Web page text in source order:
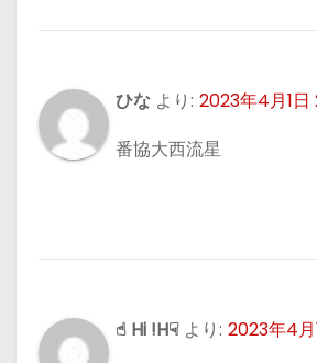
ひな より: 2023年4月1日
番協大西流星
☝︎ Hi !H☟ より: 2023年4